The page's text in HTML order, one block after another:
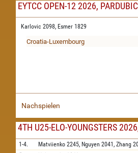
EYTCC OPEN-12 2026,
Karlovic 2098, Esmer 1829
Croatia-Luxembourg
Nachspielen
4TH U25-ELO-YOUNGSTERS
1-4. Matviienko 2245, Nguyen 2041, Zhang